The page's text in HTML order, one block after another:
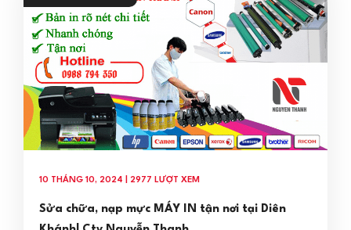
10 THÁNG 10, 2024 | 2977 LƯỢT XEM
Sửa chữa, nạp mực MÁY IN tận nơi tại Diên